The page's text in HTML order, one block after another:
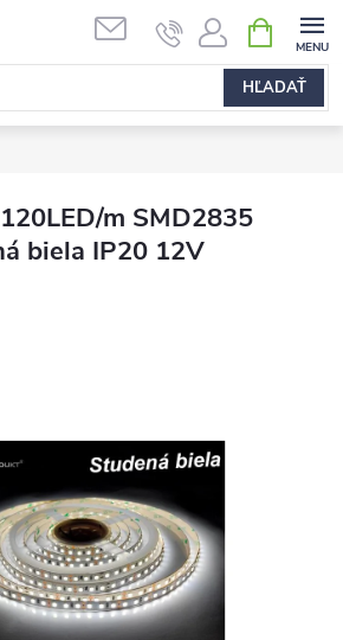
HĽADAŤ
KOŠÍK
m SMD2835
biela IP20 12V